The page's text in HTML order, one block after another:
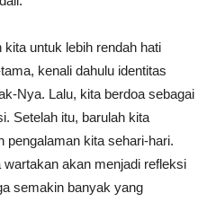
untuk lebih rendah hati
kenali dahulu identitas
Nya. Lalu, kita berdoa sebagai
Setelah itu, barulah kita
pengalaman kita sehari-hari.
akan menjadi refleksi
semakin banyak yang